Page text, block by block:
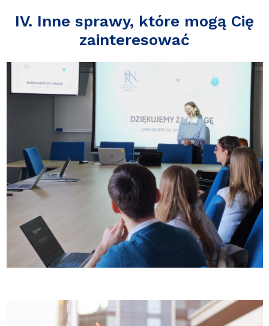
IV. Inne sprawy, które mogą Cię
zainteresować